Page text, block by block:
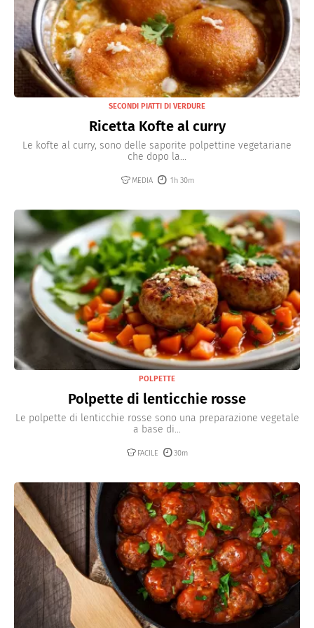
SECONDI PIATTI DI VERDURE
Ricetta Kofte al curry
Le kofte al curry, sono delle saporite polpettine vegetariane
che dopo la...
MEDIA 1h 30m
POLPETTE
Polpette di lenticchie rosse
Le polpette di lenticchie rosse sono una preparazione vegetale
a base di...
FACILE 30m